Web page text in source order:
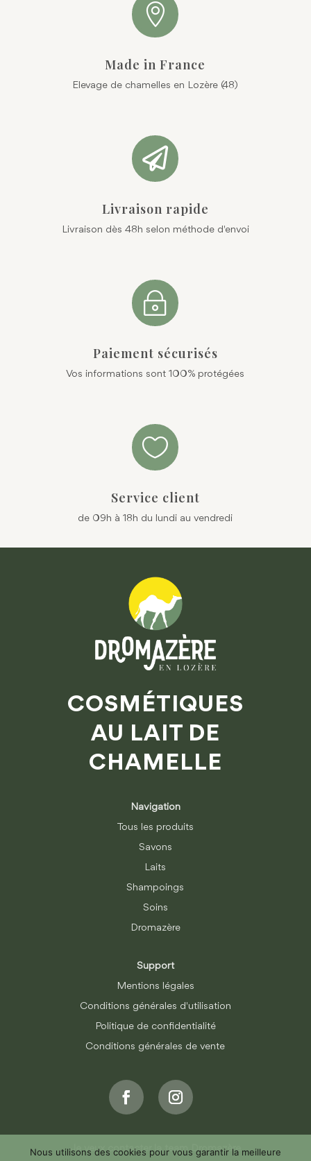

Made in France
Elevage de chamelles en Lozère (48)

Livraison rapide
Livraison dès 48h selon méthode d'envoi
~
Paiement sécurisés
Vos informations sont 100% protégées

Service client
de 09h à 18h du lundi au vendredi
COSMÉTIQUES
AU LAIT DE
CHAMELLE
Navigation
Tous les produits
Savons
Laits
Shampoings
Soins
Dromazère
Support
Mentions légales
Conditions générales d'utilisation
Politique de confidentialité
Conditions générales de vente
Je veux contacter la team Dromazère
Nous utilisons des cookies pour vous garantir la meilleure